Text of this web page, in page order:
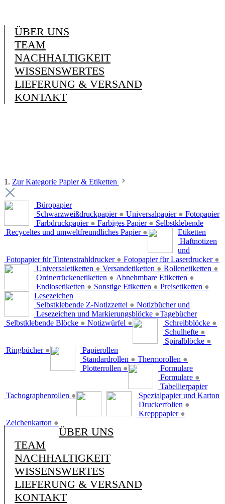
ÜBER UNS
TEAM
NACHHALTIGKEIT
WISSENSWERTES
LIEFERUNG & VERSAND
KONTAKT
1. Zur Kategorie Papier & Etiketten
Büropapier
Schwarzweißdruckpapier ● Universalpapier ●
Farbdruckpapier ● Farbiges Papier ●
Recyceltes und umweltfreundliches Papier ●
Fotopapier
Fotopapier für Tintenstrahldrucker ● Fotopapier für Laserdrucker ●
Selbstklebende
Etiketten
Universaletiketten ● Versandetiketten ● Rollenetiketten ●
Ordnerrückenetiketten ● Abnehmbare Etiketten ●
Endlosetiketten ● Sonstige Etiketten ● Preisetiketten ●
Haftnotizen
und
Lesezeichen
Selbstklebende Z-Notizzettel ●
Lesezeichen und Markierungsblöcke ●
Selbstklebende Blöcke ● Notizwürfel ●
Notizbücher und
Tagebücher
Schreibblöcke ●
Schulhefte ●
Spiralblöcke ●
Ringbücher ●
Papierollen
Standardrollen ● Thermorollen ●
Plotterrollen ●
Formulare
Formulare ●
Tachographenrollen ●
Tabellierpapier
Spezialpapier und Karton
Druckerfolien ●
Krepppapier ●
Zeichenkarton ●
ÜBER UNS
TEAM
NACHHALTIGKEIT
WISSENSWERTES
LIEFERUNG & VERSAND
KONTAKT